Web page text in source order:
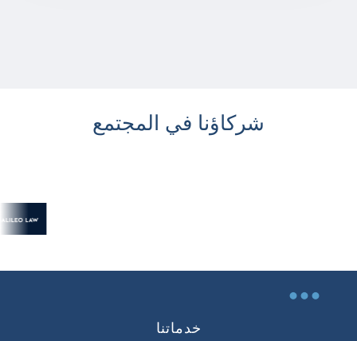
شركاؤنا في المجتمع
...
خدماتنا